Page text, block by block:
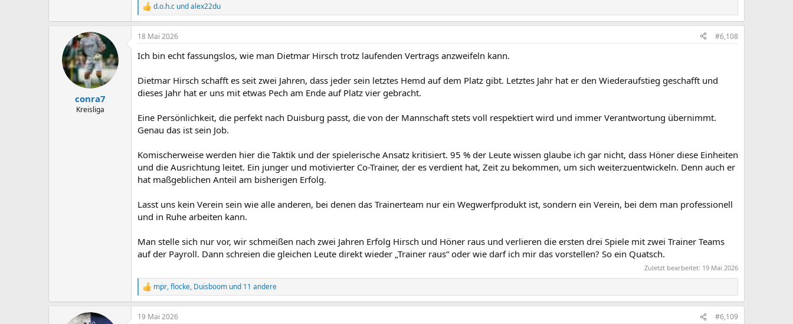
R
e
a
k
i
n
e
n
d.o.h.c undalex22du
conra7
Kreisliga
18 Mai 2026 #6,108
Ich bin echt fassungslos, wie man Dietmar Hirsch trotz laufenden Vertrags anzweifeln kann.
Dietmar Hirsch schafft es seit zwei Jahren, dass jeder sein letztes Hemd auf dem Platz gibt. Letztes Jahr hat er den Wiederaufstieg geschafft und
dieses Jahr hat er uns mit etwas Pech am Ende auf Platz vier gebracht.
Eine Persönlichkeit, die perfekt nach Duisburg passt, die von der Mannschaft stets voll respektiert wird und immer Verantwortung übernimmt.
Genau das ist sein Job.
Komischerweise werden hier die Taktik und der spielerische Ansatz kritisiert. 95 % der Leute wissen glaube ich gar nicht, dass Höner diese Einheiten
und die Ausrichtung leitet. Ein junger und motivierter Co-Trainer, der es verdient hat, Zeit zu bekommen, um sich weiterzuentwickeln. Denn auch er
hat maßgeblichen Anteil am bisherigen Erfolg.
Lasst uns kein Verein sein wie alle anderen, bei denen das Trainerteam nur ein Wegwerfprodukt ist, sondern ein Verein, bei dem man professionell
und in Ruhe arbeiten kann.
Man stelle sich nur vor, wir schmeißen nach zwei Jahren Erfolg Hirsch und Höner raus und verlieren die ersten drei Spiele mit zwei Trainer Teams
auf der Payroll. Dann schreien die gleichen Leute direkt wieder „Trainer raus“ oder wie darf ich mir das vorstellen? So ein Quatsch.
Zuletzt bearbeitet: 19 Mai 2026
R
e
a
k
mpr,flocke, Duisboom und 11 andere
19 Mai 2026 #6,109